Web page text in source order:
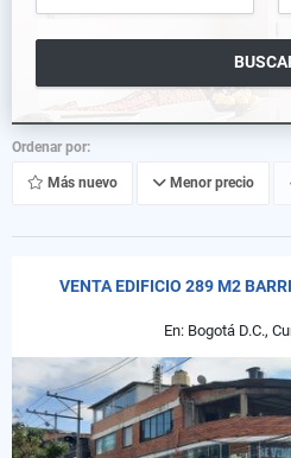
Ordenar por:
Más nuevo Menor precio
VENTA EDIFICIO 289 M2
En: Bogotá D.C.,